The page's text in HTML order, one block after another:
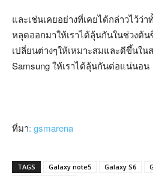
และเช่นเคยอย่างที่เคยได้กล่าวไว้ว่
หลุดออกมาให้เราได้ลุ้นกันในช่วงต้
เปลี่ยนต่างๆให้เหมาะสมและดีขึ้นใน
Samsung ให้เราได้ลุ้นกันต่อแน่นอน
ที่มา: gsmarena
TAGS Galaxy note5 Galaxy S6